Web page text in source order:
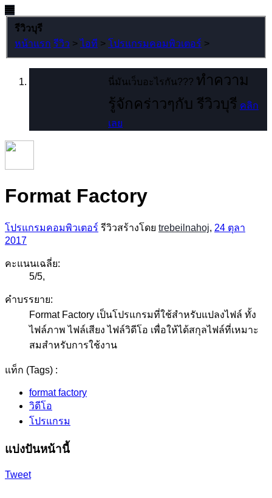
รีวิวบุรี
หน้าแรก รีวิว > ไอที > โปรแกรมคอมพิวเตอร์ >
นี่มันเว็บอะไรกัน??? ทำความ
รู้จักคร่าวๆกับ รีวิวบุรี คลิก
เลย
Format Factory
โปรแกรมคอมพิวเตอร์ รีวิวสร้างโดย trebeilnahoj, 24 ตุลา
2017
คะแนนเฉลี่ย:
5/5,
คำบรรยาย:
Format Factory เป็นโปรแกรมที่ใช้สำหรับแปลงไฟล์ ทั้ง
ไฟล์ภาพ ไฟล์เสียง ไฟล์วิดีโอ เพื่อให้ได้สกุลไฟล์ที่เหมาะ
สมสำหรับการใช้งาน
แท็ก (Tags) :
format factory
วิดีโอ
โปรแกรม
แบ่งปันหน้านี้
Tweet